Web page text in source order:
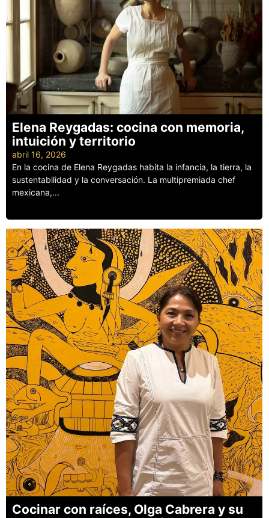
Elena Reygadas: cocina con memoria,
intuición y territorio
abril 16, 2026
En la cocina de Elena Reygadas habita la infancia, la tierra, la
sustentabilidad y la conversación. La multipremiada chef
mexicana,...
Cocinar con raíces, Olga Cabrera y su